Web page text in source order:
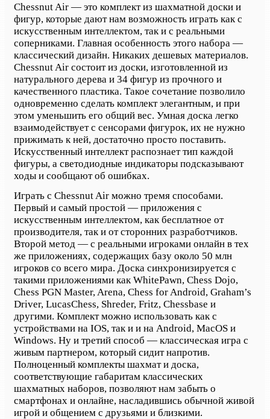
Chessnut Air — это комплект из шахматной доски и
фигур, которые дают нам возможность играть как с
искусственным интеллектом, так и с реальными
соперниками. Главная особенность этого набора —
классический дизайн. Никаких дешевых материалов.
Chessnut Air состоит из доски, изготовленной из
натурального дерева и 34 фигур из прочного и
качественного пластика. Такое сочетание позволило
одновременно сделать комплект элегантным, и при
этом уменьшить его общий вес. Умная доска легко
взаимодействует с сенсорами фигурок, их не нужно
прижимать к ней, достаточно просто поставить.
Искусственный интеллект распознает тип каждой
фигуры, а светодиодные индикаторы подсказывают
ходы и сообщают об ошибках.
Играть с Chessnut Air можно тремя способами.
Первый и самый простой — приложения с
искусственным интеллектом, как бесплатное от
производителя, так и от сторонних разработчиков.
Второй метод — с реальными игроками онлайн в тех
же приложениях, содержащих базу около 50 млн
игроков со всего мира. Доска синхронизируется с
такими приложениями как WhitePawn, Chess Dojo,
Chess PGN Master, Arena, Chess for Android, Graham’s
Driver, LucasChess, Shreder, Fritz, Chessbase и
другими. Комплект можно использовать как с
устройствами на IOS, так и и на Android, MacOS и
Windows. Ну и третий способ — классическая игра с
живым партнером, который сидит напротив.
Полноценный комплекты шахмат и доска,
соответствующие габаритам классических
шахматных наборов, позволяют нам забыть о
смартфонах и онлайне, насладившись обычной живой
игрой и общением с друзьями и близкими.